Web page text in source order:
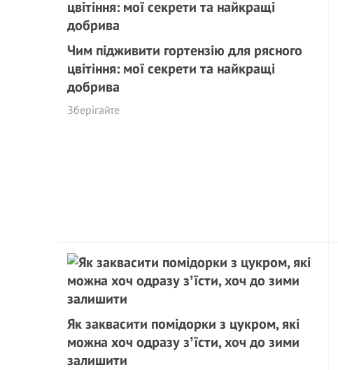
Чим підживити гортензію для рясного
цвітіння: мої секрети та найкращі
добрива
Зберігайте
Як заквасити помідорки з цукром, які
можна хоч одразу зʼїсти, хоч до зими
залишити